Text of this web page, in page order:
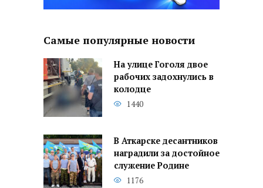
Самые популярные новости
На улице Гоголя двое
рабочих задохнулись в
колодце
1440
В Аткарске десантников
наградили за достойное
служение Родине
1176